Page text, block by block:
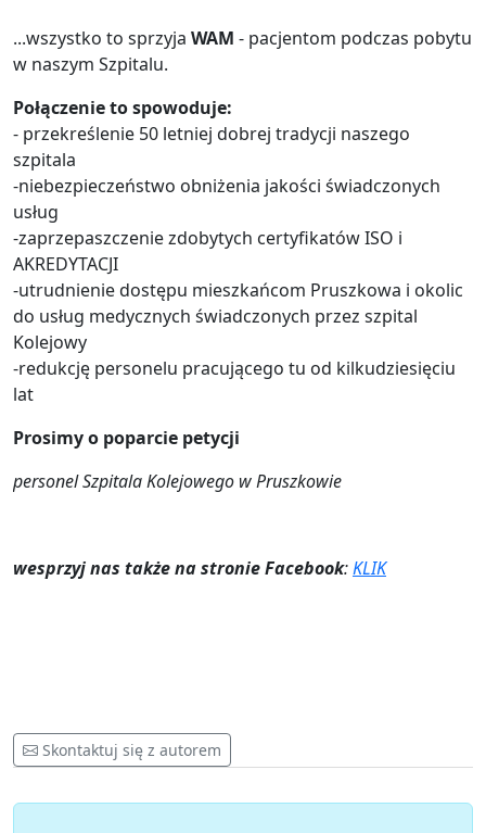
...wszystko to sprzyja WAM - pacjentom podczas pobytu
w naszym Szpitalu.
Połączenie to spowoduje:
- przekreślenie 50 letniej dobrej tradycji naszego
szpitala
-niebezpieczeństwo obniżenia jakości świadczonych
usług
-zaprzepaszczenie zdobytych certyfikatów ISO i
AKREDYTACJI
-utrudnienie dostępu mieszkańcom Pruszkowa i okolic
do usług medycznych świadczonych przez szpital
Kolejowy
-redukcję personelu pracującego tu od kilkudziesięciu
lat
Prosimy o poparcie petycji
personel Szpitala Kolejowego w Pruszkowie
wesprzyj nas także na stronie Facebook:KLIK
Skontaktuj się z autorem